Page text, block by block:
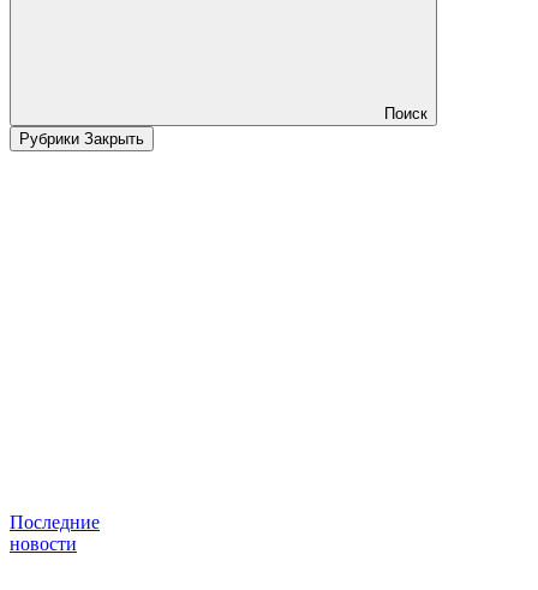
Поиск
Рубрики Закрыть
Последние
новости